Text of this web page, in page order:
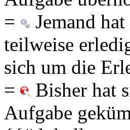
=
Jemand
teilweise
sich um die
=
Bisher hat
Aufgabe